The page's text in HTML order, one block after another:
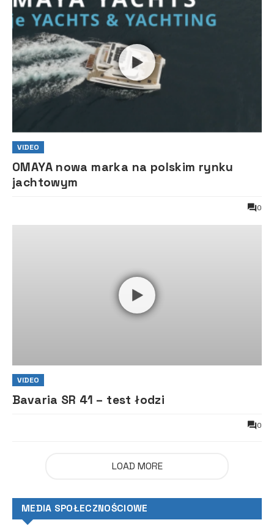
VIDEO
OMAYA nowa marka na polskim rynku
jachtowym
0
VIDEO
Bavaria SR 41 – test łodzi
0
LOAD MORE
MEDIA SPOŁECZNOŚCIOWE